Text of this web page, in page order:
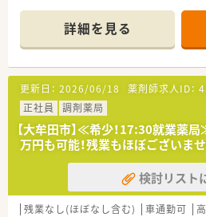
■時間外でも処方箋・OTCの受け
ト導入の最先端調剤薬局”の開局
最先端技術を導入した取り組みを
病診薬連携を強化することで、地
療の提供を実現しています。
○全店「同一の機械・システム」
需内容が多岐にわたる（敷地内・病
ので、スキルUPしたい方にはお勧
○長期就業＆自己研讃を続ける事
ており、将来的に高年収も狙う事が
○インターネットを使って処方薬
ライン服薬指導」、今後も病院の
取り込みを狙う店舗でデザインの
M&Aによる店舗拡大と業界のリ
長を続けています。
○どの店舗も、最新システムが整
詳細を見る
更新日： 2026/06/18 薬剤師求人ID：
正社員
調剤薬局
【大牟田市】≪希少！17:30就業薬
万円も可能！残業もほぼございま
検討リスト
残業なし(ほぼなし含む) 車通勤可